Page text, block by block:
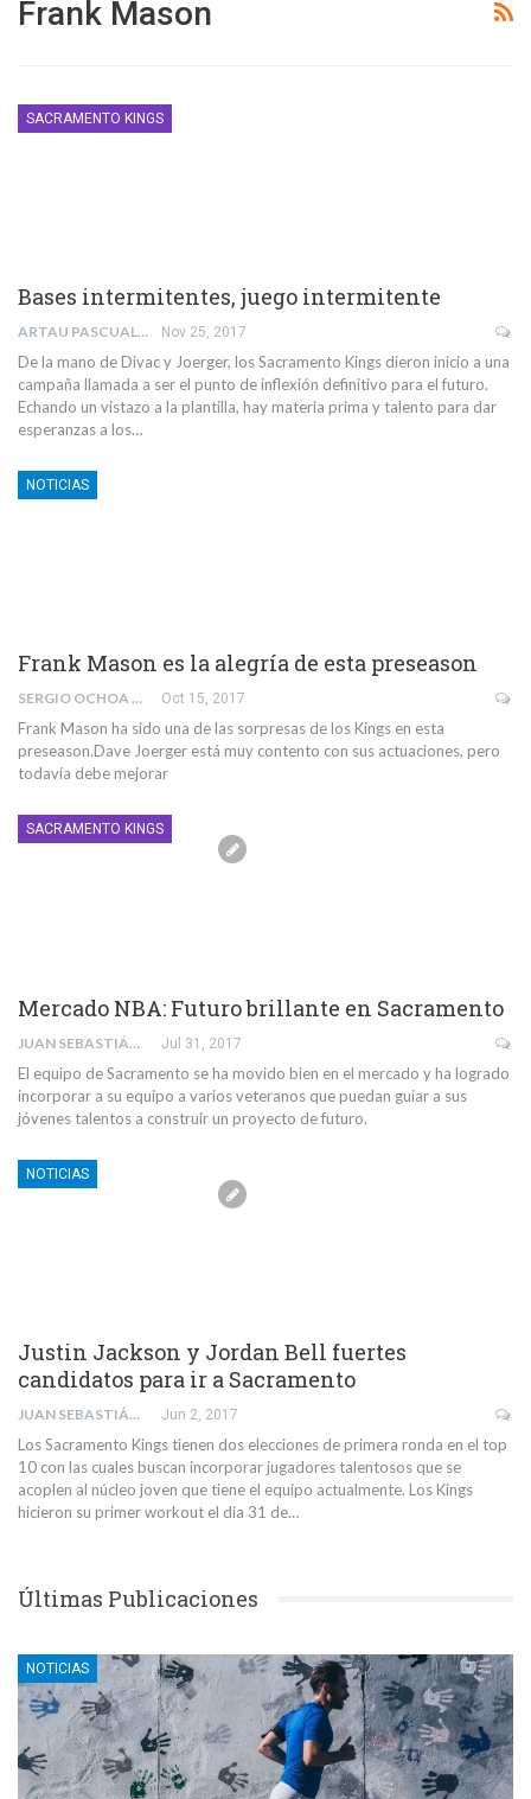
Frank Mason
SACRAMENTO KINGS
Bases intermitentes, juego intermitente
ARTAU PASCUAL SELIS Nov 25, 2017
De la mano de Divac y Joerger, los Sacramento Kings dieron inicio a una
campaña llamada a ser el punto de inflexión definitivo para el futuro.
Echando un vistazo a la plantilla, hay materia prima y talento para dar
esperanzas a los…
NOTICIAS
Frank Mason es la alegría de esta preseason
SERGIO OCHOA PARRA Oct 15, 2017
Frank Mason ha sido una de las sorpresas de los Kings en esta
preseason.Dave Joerger está muy contento con sus actuaciones, pero
todavía debe mejorar
SACRAMENTO KINGS
Mercado NBA: Futuro brillante en Sacramento
JUAN SEBASTIÁN PRIETO GALEANO Jul 31, 2017
El equipo de Sacramento se ha movido bien en el mercado y ha logrado
incorporar a su equipo a varios veteranos que puedan guiar a sus
jóvenes talentos a construir un proyecto de futuro.
NOTICIAS
Justin Jackson y Jordan Bell fuertes
candidatos para ir a Sacramento
JUAN SEBASTIÁN PRIETO GALEANO Jun 2, 2017
Los Sacramento Kings tienen dos elecciones de primera ronda en el top
10 con las cuales buscan incorporar jugadores talentosos que se
acoplen al núcleo joven que tiene el equipo actualmente. Los Kings
hicieron su primer workout el día 31 de…
Últimas Publicaciones
NOTICIAS